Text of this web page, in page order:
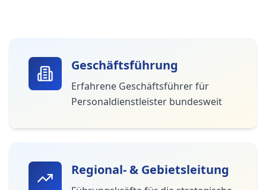
Geschäftsführung
Erfahrene Geschäftsführer für
Personaldienstleister bundesweit
Regional- & Gebietsleitung